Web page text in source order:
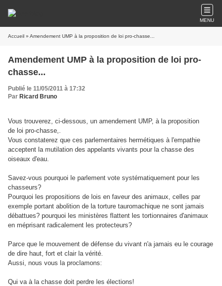
MENU
Accueil » Amendement UMP à la proposition de loi pro-chasse...
Amendement UMP à la proposition de loi pro-
chasse...
Publié le 11/05/2011 à 17:32
Par Ricard Bruno
Vous trouverez, ci-dessous, un amendement UMP, à la proposition
de loi pro-chasse,.
Vous constaterez que ces parlementaires hermétiques à l'empathie
acceptent la mutilation des appelants vivants pour la chasse des
oiseaux d'eau.
Savez-vous pourquoi le parlement vote systématiquement pour les
chasseurs?
Pourquoi les propositions de lois en faveur des animaux, celles par
exemple portant abolition de la torture tauromachique ne sont jamais
débattues? pourquoi les ministères flattent les tortionnaires d'animaux
en méprisant radicalement les protecteurs?
Parce que le mouvement de défense du vivant n'a jamais eu le courage
de dire haut, fort et clair la vérité.
Aussi, nous vous la proclamons:
Qui va à la chasse doit perdre les élections!